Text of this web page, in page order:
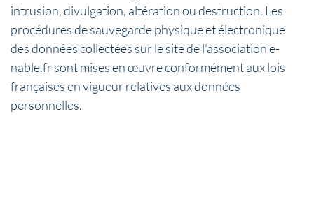
intrusion, divulgation, altération ou destruction. Les
procédures de sauvegarde physique et électronique
des données collectées sur le site de l’association e-
nable.fr sont mises en œuvre conformément aux lois
françaises en vigueur relatives aux données
personnelles.